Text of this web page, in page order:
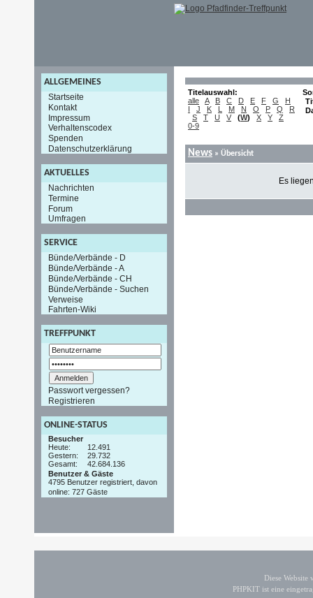
ALLGEMEINES
Startseite
Kontakt
Impressum
Verhaltenscodex
Spenden
Datenschutzerklärung
AKTUELLES
Nachrichten
Termine
Forum
Umfragen
SERVICE
Bünde/Verbände - D
Bünde/Verbände - A
Bünde/Verbände - CH
Bünde/Verbände - Suchen
Verweise
Fahrten-Wiki
TREFFPUNKT
Passwort vergessen?
Registrieren
ONLINE-STATUS
Besucher
Heute:
12.491
Gestern:
29.732
Gesamt:
42.684.136
Benutzer & Gäste
4795 Benutzer registriert, davon
online: 727 Gäste
Titelauswahl:
alle
A B C D E F G
H
I
J K L M N O P Q
R
S
T U V (W) X Y
Z
0-9
News » Übersicht
Es
Diese
PHPKIT ist eine